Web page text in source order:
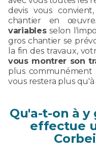
devis vous
chantier en
variablesselon
gros chantier se
la fin des travaux,
vous montrer son
plus communément
vous restera plus
Qu'a-t-on à
effectue